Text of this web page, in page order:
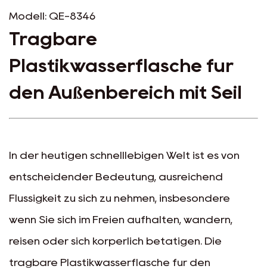
Modell: QE-8346
Tragbare
Plastikwasserflasche für
den Außenbereich mit Seil
In der heutigen schnelllebigen Welt ist es von
entscheidender Bedeutung, ausreichend
Flüssigkeit zu sich zu nehmen, insbesondere
wenn Sie sich im Freien aufhalten, wandern,
reisen oder sich körperlich betätigen. Die
tragbare Plastikwasserflasche für den